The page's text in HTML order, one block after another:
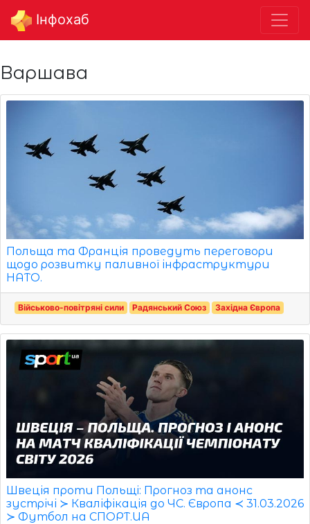
Інфохаб
Варшава
Польща та Франція проведуть переговори
щодо розвитку паливної інфраструктури
НАТО.
Військово-повітряні сили Радянський Союз Західна Європа
Швеція проти Польщі: Прогноз та анонс
зустрічі ≻ Кваліфікація до ЧС. Європа ≺ 31.03.2026
≻ Футбол на СПОРТ.UA